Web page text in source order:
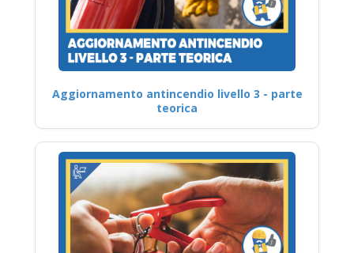
Aggiornamento antincendio livello 3 - parte
teorica